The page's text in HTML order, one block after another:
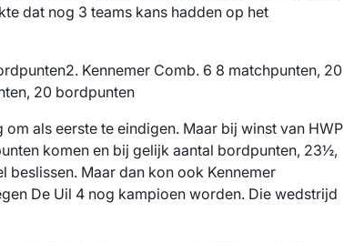
dat nog 3 teams kans hadden op het
Kennemer Comb. 6 8 matchpunten, 20
20 bordpunten
als eerste te eindigen. Maar bij winst van HWP
komen en bij gelijk aantal bordpunten, 23½,
beslissen. Maar dan kon ook Kennemer
De Uil 4 nog kampioen worden. Die wedstrijd